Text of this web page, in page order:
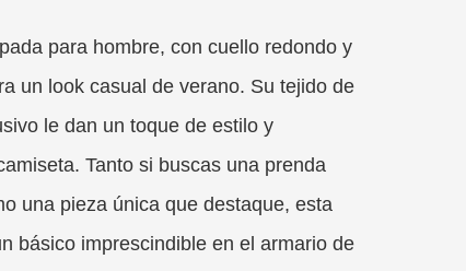
para hombre, con cuello redondo y
un look casual de verano. Su tejido de
le dan un toque de estilo y
Tanto si buscas una prenda
una pieza única que destaque, esta
básico imprescindible en el armario de